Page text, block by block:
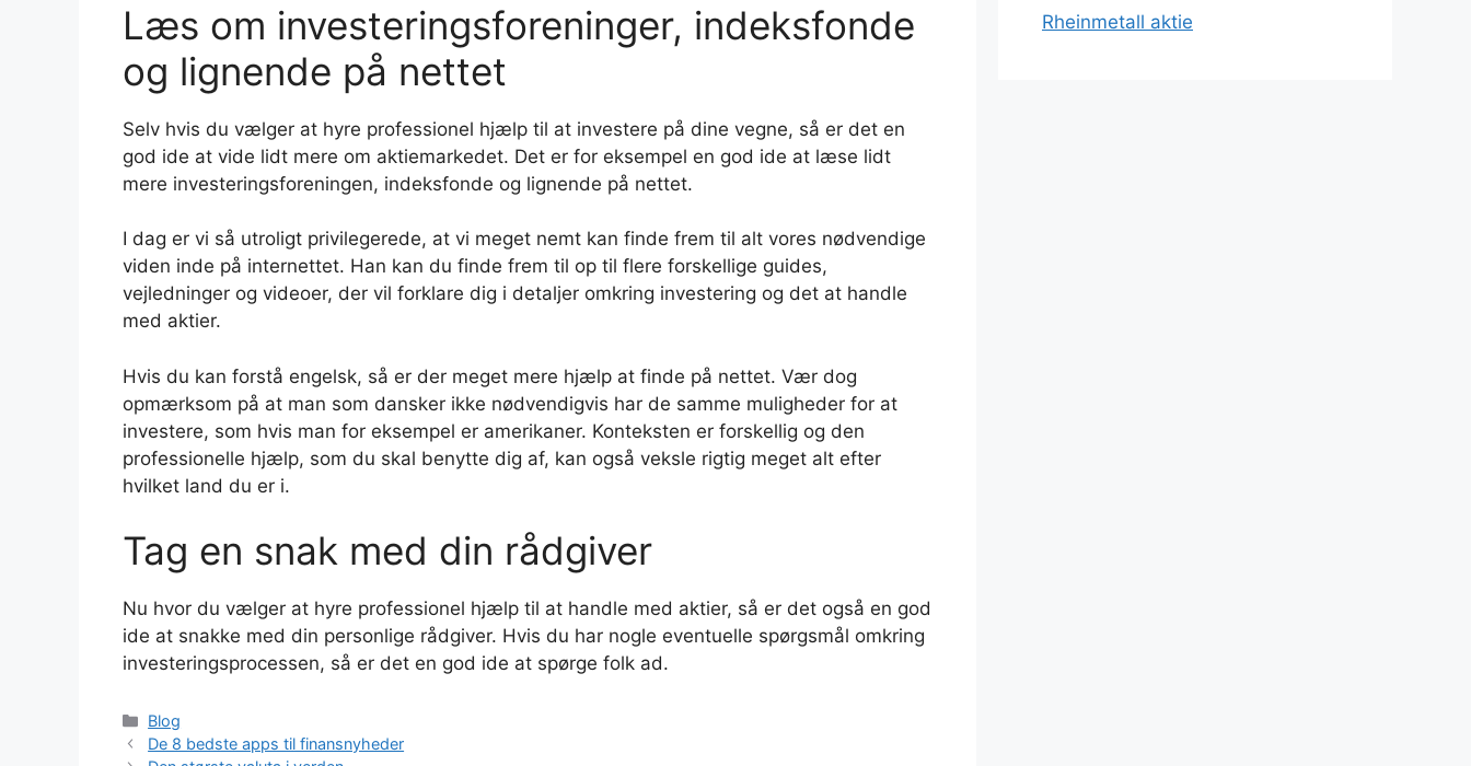
Læs om investeringsforeninger, indeksfonde
og lignende på nettet
Selv hvis du vælger at hyre professionel hjælp til at investere på dine vegne, så er det en
god ide at vide lidt mere om aktiemarkedet. Det er for eksempel en god ide at læse lidt
mere investeringsforeningen, indeksfonde og lignende på nettet.
I dag er vi så utroligt privilegerede, at vi meget nemt kan finde frem til alt vores nødvendige
viden inde på internettet. Han kan du finde frem til op til flere forskellige guides,
vejledninger og videoer, der vil forklare dig i detaljer omkring investering og det at handle
med aktier.
Hvis du kan forstå engelsk, så er der meget mere hjælp at finde på nettet. Vær dog
opmærksom på at man som dansker ikke nødvendigvis har de samme muligheder for at
investere, som hvis man for eksempel er amerikaner. Konteksten er forskellig og den
professionelle hjælp, som du skal benytte dig af, kan også veksle rigtig meget alt efter
hvilket land du er i.
Tag en snak med din rådgiver
Nu hvor du vælger at hyre professionel hjælp til at handle med aktier, så er det også en god
ide at snakke med din personlige rådgiver. Hvis du har nogle eventuelle spørgsmål omkring
investeringsprocessen, så er det en god ide at spørge folk ad.
Kategorier
Blog
De 8 bedste apps til finansnyheder
Rheinmetall aktie